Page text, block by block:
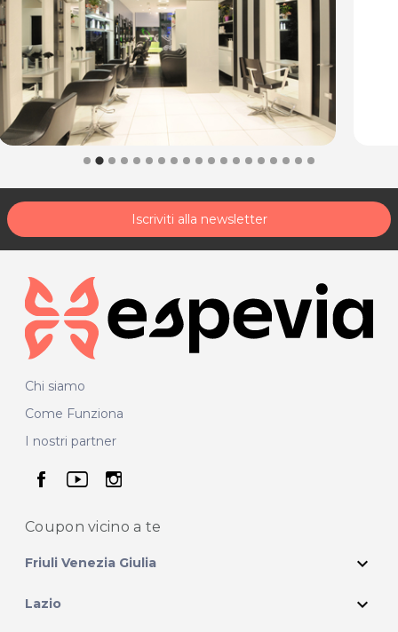
Iscriviti alla newsletter
Chi siamo
Come Funziona
I nostri partner
seguici su facebook
seguici su youtube
seguici su instagram
Coupon vicino a te
Friuli Venezia Giulia expand_more
Lazio expand_more